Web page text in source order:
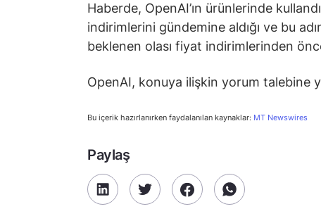
Haberde, OpenAI’ın ürünlerinde
indirimlerini gündemine aldığı ve bu
beklenen olası fiyat indirimlerinden
OpenAI, konuya ilişkin yorum talebine
Bu içerik hazırlanırken faydalanılan kaynaklar: MT Newswires
Paylaş